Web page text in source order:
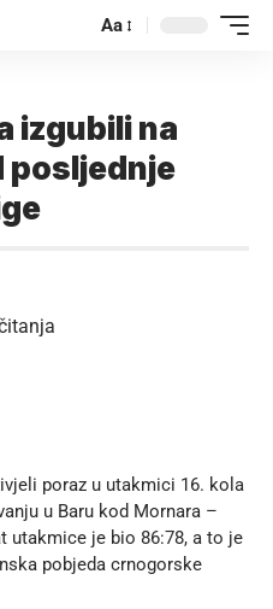
Aa
izgubili na
posljednje
poraz u utakmici 16. kola
u Baru kod Mornara –
utakmice je bio 86:78, a to je
pobjeda crnogorske